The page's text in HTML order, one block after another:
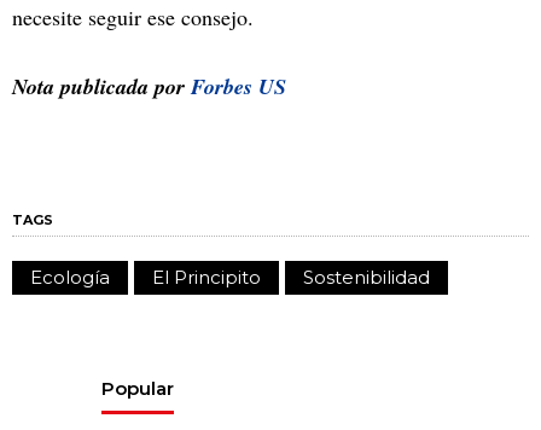
necesite seguir ese consejo.
Nota publicada porForbes US
TAGS
Ecología El Principito Sostenibilidad
Popular